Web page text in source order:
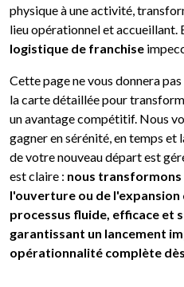
physique à une activité,
lieu opérationnel et accueillant.
logistique de franchise
Cette page ne vous donnera
la carte détaillée pour
un avantage compétitif. Nous
gagner en sérénité, en temps
de votre nouveau départ est
est claire : nous
l'ouverture ou de
processus fluide, efficace et
garantissant un lancement
opérationnalité complète